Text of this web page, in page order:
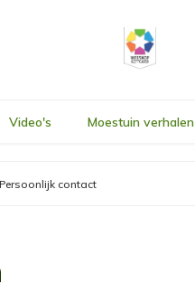
Video's Moestuin verhalen
Persoonlijk contact